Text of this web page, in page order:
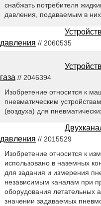
снабжать потребителя
давления, подаваемым в них
давления // 2060535
газа // 2046394
Изобретение относится к
пневматическим
(воздуха) для
давления // 2015529
Изобретение относится к
использовано в наземных
для задания и измерения
независимым каналам при
оборудования летательных
значении задаваемых